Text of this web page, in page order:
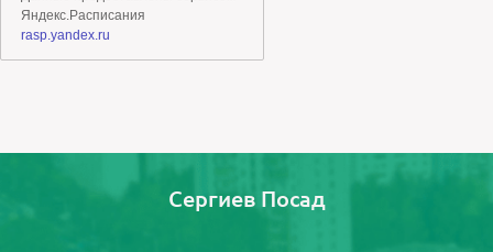
Сергиев Посад